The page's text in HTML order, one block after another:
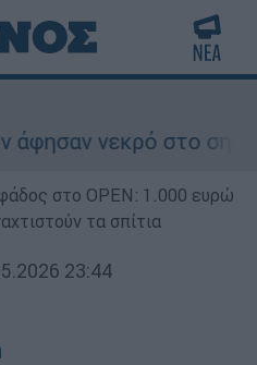
νεκρό στο σημείο
στο OPEN: 1.000 ευρώ
τα σπίτια
23:44